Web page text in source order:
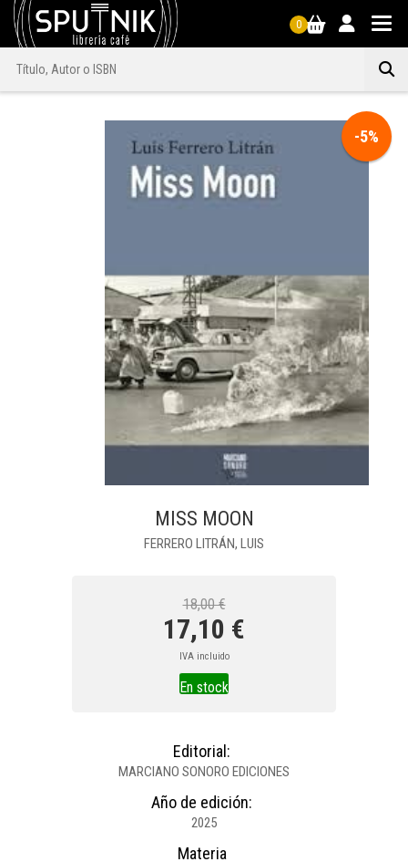
0
-5%
MISS MOON
FERRERO LITRÁN, LUIS
18,00 €
17,10 €
IVA incluido
En stock
Editorial:
MARCIANO SONORO EDICIONES
Año de edición:
2025
Materia